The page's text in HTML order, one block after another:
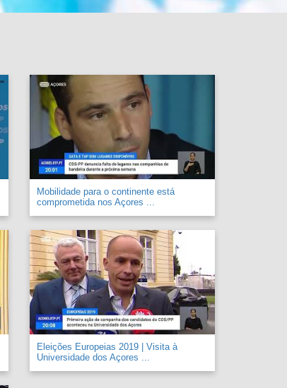
Mobilidade para o continente está
comprometida nos Açores ...
Eleições Europeias 2019 | Visita à
Universidade dos Açores ...